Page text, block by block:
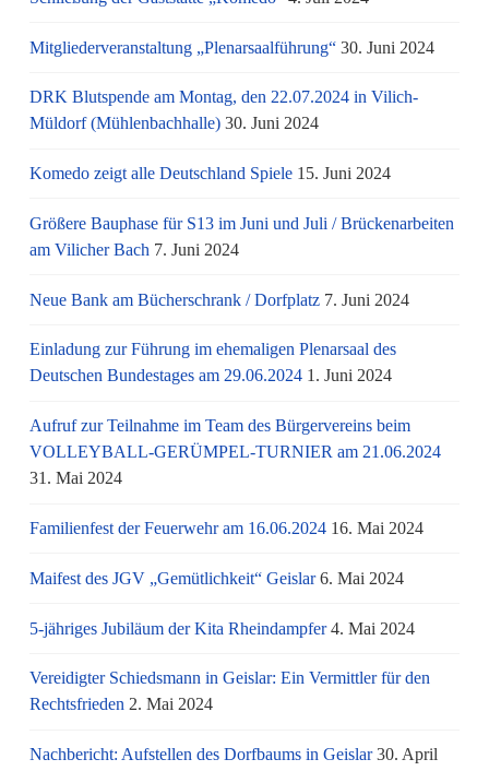
Mitgliederveranstaltung „Plenarsaalführung“ 30. Juni 2024
DRK Blutspende am Montag, den 22.07.2024 in Vilich-
Müldorf (Mühlenbachhalle) 30. Juni 2024
Komedo zeigt alle Deutschland Spiele 15. Juni 2024
Größere Bauphase für S13 im Juni und Juli / Brü­cken­ar­bei­ten
am Vi­li­cher Bach 7. Juni 2024
Neue Bank am Bücherschrank / Dorfplatz 7. Juni 2024
Einladung zur Führung im ehemaligen Plenarsaal des
Deutschen Bundestages am 29.06.2024 1. Juni 2024
Aufruf zur Teilnahme im Team des Bürgervereins beim
VOLLEYBALL-GERÜMPEL-TURNIER am 21.06.2024
31. Mai 2024
Familienfest der Feuerwehr am 16.06.2024 16. Mai 2024
Maifest des JGV „Gemütlichkeit“ Geislar 6. Mai 2024
5-jähriges Jubiläum der Kita Rheindampfer 4. Mai 2024
Vereidigter Schiedsmann in Geislar: Ein Vermittler für den
Rechtsfrieden 2. Mai 2024
Nachbericht: Aufstellen des Dorfbaums in Geislar 30. April